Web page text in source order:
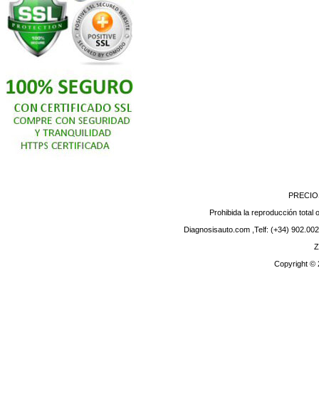
Prohibida la reproducción total
Diagnosisauto.com ,Telf: (+34)
Copyright ©